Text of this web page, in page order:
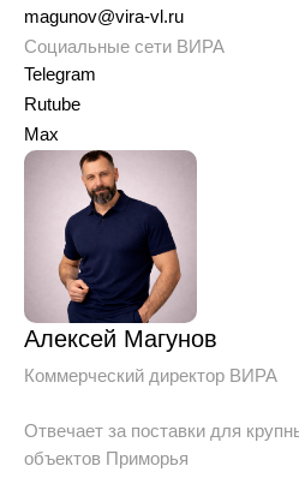
Алексей Магунов
Коммерческий директор ВИРА
Отвечает за поставки для
объектов Приморья
magunov@vira-vl.ru
Социальные сети ВИРА
Telegram
Rutube
Max